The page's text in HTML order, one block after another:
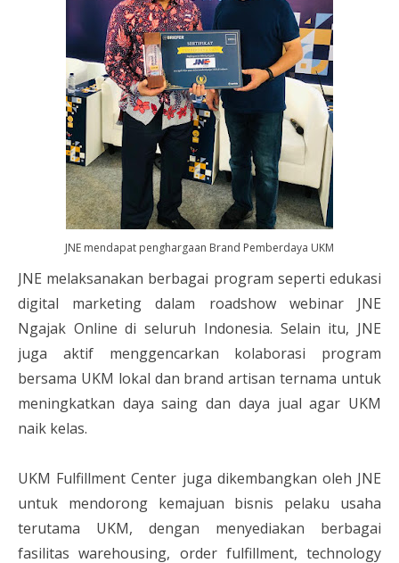
JNE mendapat penghargaan Brand Pemberdaya UKM
JNE melaksanakan berbagai program seperti edukasi
digital marketing dalam roadshow webinar JNE
Ngajak Online di seluruh Indonesia. Selain itu, JNE
juga aktif menggencarkan kolaborasi program
bersama UKM lokal dan brand artisan ternama untuk
meningkatkan daya saing dan daya jual agar UKM
naik kelas.
UKM Fulfillment Center juga dikembangkan oleh JNE
untuk mendorong kemajuan bisnis pelaku usaha
terutama UKM, dengan menyediakan berbagai
fasilitas warehousing, order fulfillment, technology